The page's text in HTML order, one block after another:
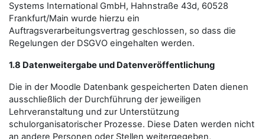
Systems International GmbH, Hahnstraße 43d, 60528
Frankfurt/Main wurde hierzu ein
Auftragsverarbeitungsvertrag geschlossen, so dass die
Regelungen der DSGVO eingehalten werden.
1.8 Datenweitergabe und Datenveröffentlichung
Die in der Moodle Datenbank gespeicherten Daten dienen
ausschließlich der Durchführung der jeweiligen
Lehrveranstaltung und zur Unterstützung
schulorganisatorischer Prozesse. Diese Daten werden nicht
an andere Personen oder Stellen weitergegeben,